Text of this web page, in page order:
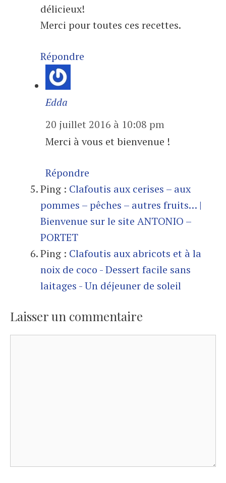
délicieux!
Merci pour toutes ces recettes.
Répondre
Edda
20 juillet 2016 à 10:08 pm
Merci à vous et bienvenue !
Répondre
Ping : Clafoutis aux cerises – aux
pommes – pêches – autres fruits… |
Bienvenue sur le site ANTONIO –
PORTET
Ping : Clafoutis aux abricots et à la
noix de coco - Dessert facile sans
laitages - Un déjeuner de soleil
Laisser un commentaire